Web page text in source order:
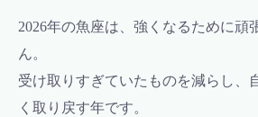
2026年の魚座は、強くなるために頑
ん。
受け取りすぎていたものを減らし、
く取り戻す年です。